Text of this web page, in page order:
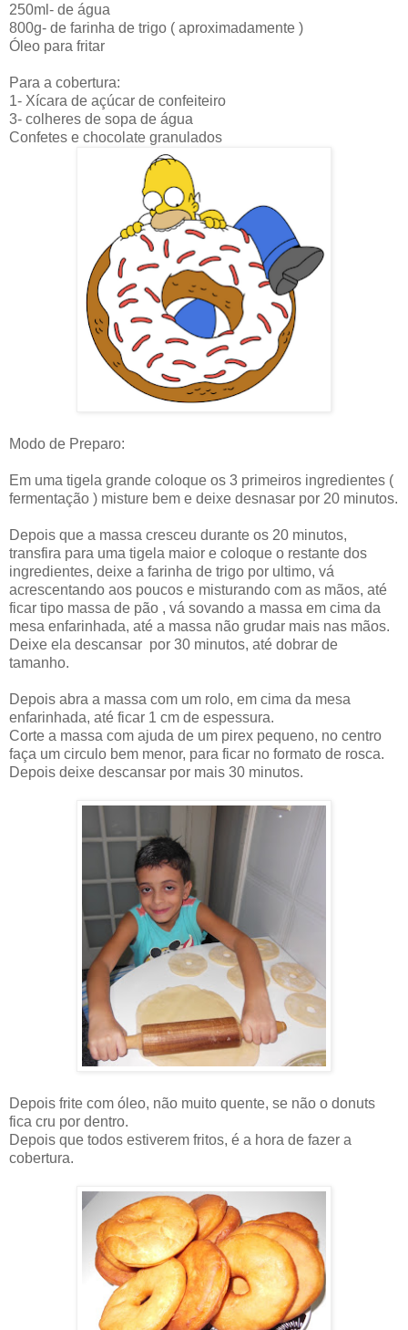
250ml- de água
800g- de farinha de trigo ( aproximadamente )
Óleo para fritar
Para a cobertura:
1- Xícara de açúcar de confeiteiro
3- colheres de sopa de água
Confetes e chocolate granulados
Modo de Preparo:
Em uma tigela grande coloque os 3 primeiros ingredientes (
fermentação ) misture bem e deixe desnasar por 20 minutos.
Depois que a massa cresceu durante os 20 minutos,
transfira para uma tigela maior e coloque o restante dos
ingredientes, deixe a farinha de trigo por ultimo, vá
acrescentando aos poucos e misturando com as mãos, até
ficar tipo massa de pão , vá sovando a massa em cima da
mesa enfarinhada, até a massa não grudar mais nas mãos.
Deixe ela descansar por 30 minutos, até dobrar de
tamanho.
Depois abra a massa com um rolo, em cima da mesa
enfarinhada, até ficar 1 cm de espessura.
Corte a massa com ajuda de um pirex pequeno, no centro
faça um circulo bem menor, para ficar no formato de rosca.
Depois deixe descansar por mais 30 minutos.
Depois frite com óleo, não muito quente, se não o donuts
fica cru por dentro.
Depois que todos estiverem fritos, é a hora de fazer a
cobertura.